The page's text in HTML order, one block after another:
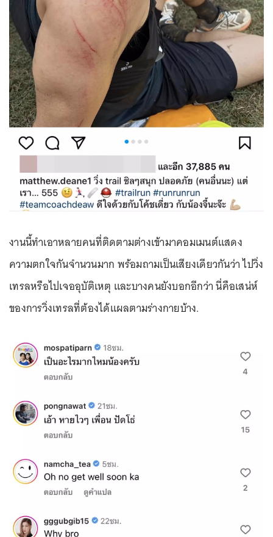
งานนี้ทำเอาหลายคนที่ติดตามต่างเข้ามาคอมเมนต์แสดง
ความตกใจกันจำนวนมาก พร้อมถามเป็นเสียงเดียวกันว่า ไปวิ่ง
เทรลหรือไปเจออุบัติเหตุ และบางคนยังบอกอีกว่า นี่คือเสน่ห์
ของการวิ่งเทรลที่ต้องได้แผลตามร่างกายบ้าง.